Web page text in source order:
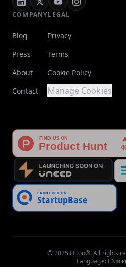
COMPANY
Blog
Press
About
Contact
LEGAL
Privacy
Terms
Cookie Policy
Manage Cookies
© 2025 Hitoo®. All rights
Language: EN